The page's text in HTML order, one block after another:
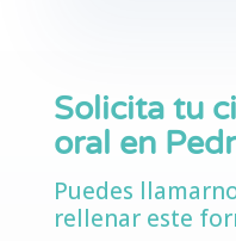
Solicita tu
oral en
Puedes
rellenar este